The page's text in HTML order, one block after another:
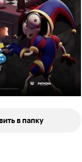
в папку